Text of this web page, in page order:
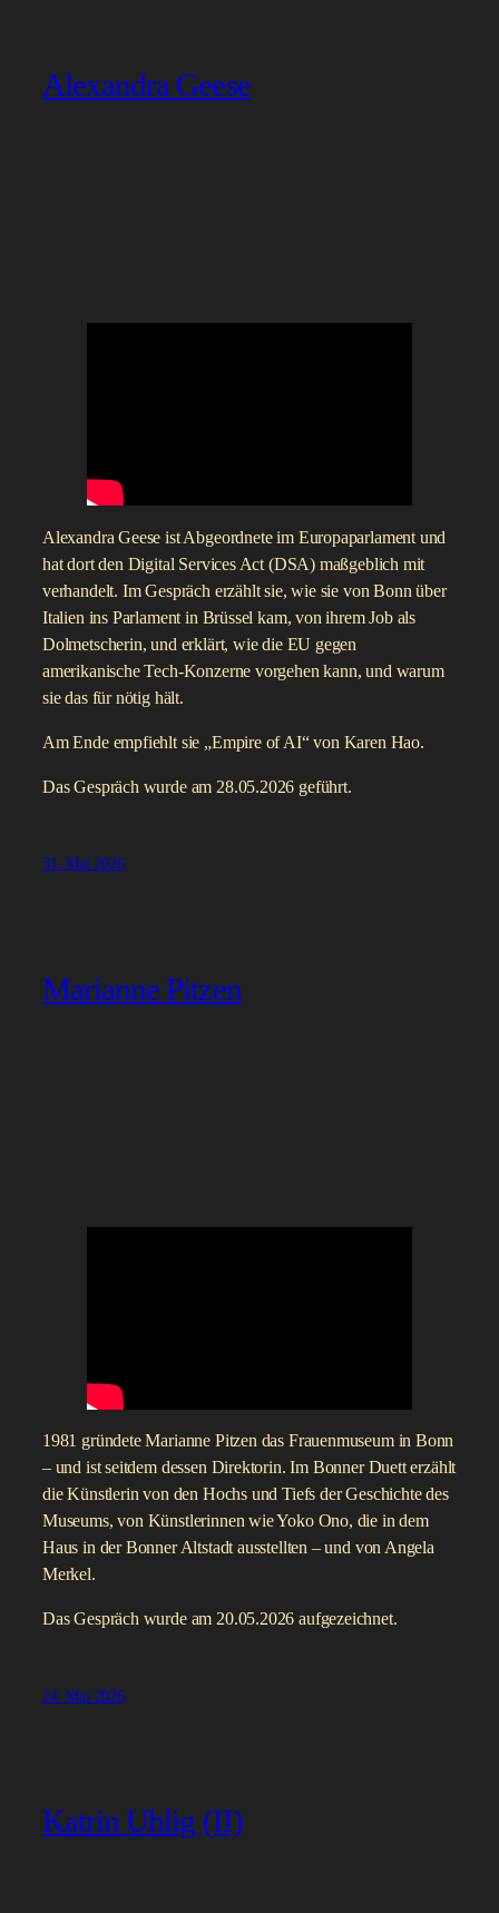
Alexandra Geese
Alexandra Geese ist Abgeordnete im Europaparlament und
hat dort den Digital Services Act (DSA) maßgeblich mit
verhandelt. Im Gespräch erzählt sie, wie sie von Bonn über
Italien ins Parlament in Brüssel kam, von ihrem Job als
Dolmetscherin, und erklärt, wie die EU gegen
amerikanische Tech-Konzerne vorgehen kann, und warum
sie das für nötig hält.
Am Ende empfiehlt sie „Empire of AI“ von Karen Hao.
Das Gespräch wurde am 28.05.2026 geführt.
31. Mai 2026
Marianne Pitzen
1981 gründete Marianne Pitzen das Frauenmuseum in Bonn
– und ist seitdem dessen Direktorin. Im Bonner Duett erzählt
die Künstlerin von den Hochs und Tiefs der Geschichte des
Museums, von Künstlerinnen wie Yoko Ono, die in dem
Haus in der Bonner Altstadt ausstellten – und von Angela
Merkel.
Das Gespräch wurde am 20.05.2026 aufgezeichnet.
24. Mai 2026
Katrin Uhlig (II)